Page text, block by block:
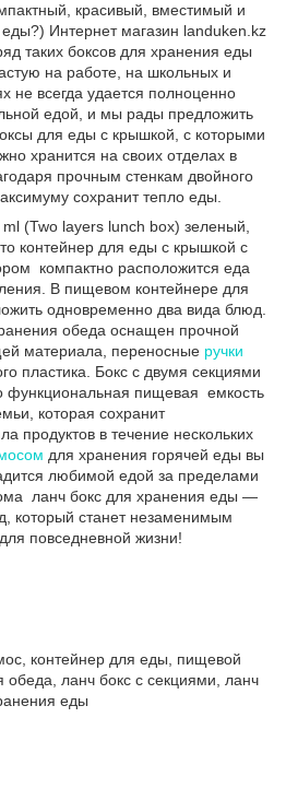
красивый, вместимый и
Интернет магазин landuken.kz
таких боксов для хранения еды
на работе, на школьных и
не всегда удается полноценно
едой, и мы рады предложить
для еды с крышкой, с которыми
хранится на своих отделах в
прочным стенкам двойного
сохранит тепло еды.
(Two layers lunch box) зеленый,
контейнер для еды с крышкой с
компактно расположится еда
В пищевом контейнере для
одновременно два вида блюд.
обеда оснащен прочной
материала, переносные ручки
пластика. Бокс с двумя секциями
пищевая емкость
которая сохранит
продуктов в течение нескольких
для хранения горячей еды вы
любимой едой за пределами
ланч бокс для хранения еды ―
который станет незаменимым
повседневной жизни!
контейнер для еды, пищевой
обеда, ланч бокс с секциями, ланч
еды